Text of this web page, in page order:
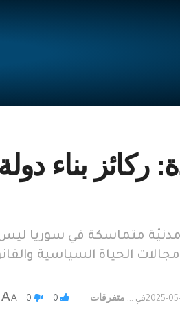
ركائز بناء
مدنيّة متماسكة في سوريا
الحياة السياسية
2025-في ... متفرقات 0
0
A
A